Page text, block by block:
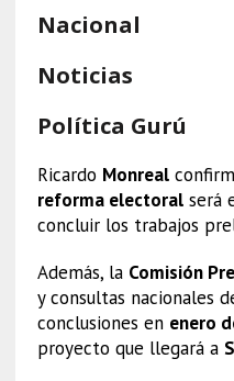
Nacional
Noticias
Política Gurú
Ricardo Monreal
reforma electoralserá
concluir los trabajos
Además, la Comisión
y consultas nacionales
conclusiones en enero
proyecto que llegará a